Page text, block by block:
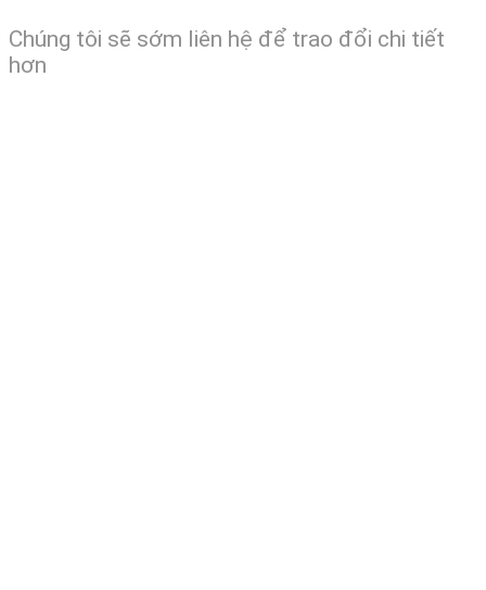
Chúng tôi sẽ sớm liên hệ để trao đổi chi tiết
hơn